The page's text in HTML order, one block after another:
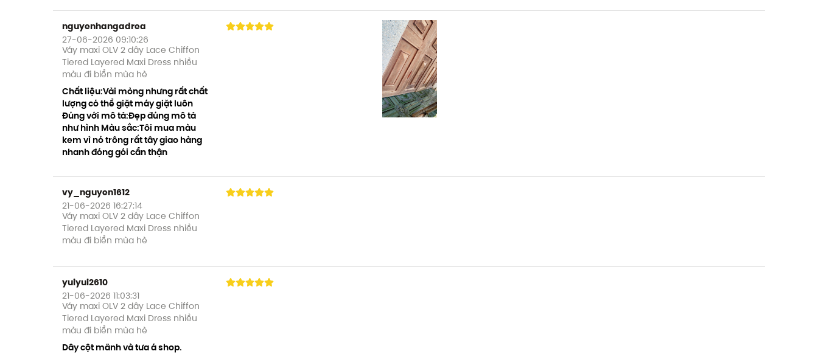
nguyenhangadrea
27-06-2026 09:10:26
Váy maxi OLV 2 dây Lace Chiffon
Tiered Layered Maxi Dress nhiều
màu đi biển mùa hè
Chất liệu:Vải mỏng nhưng rất chất
lượng có thể giặt máy giặt luôn
Đúng với mô tả:Đẹp đúng mô tả
như hình Màu sắc:Tôi mua màu
kem vì nó trông rất tây giao hàng
nhanh đóng gói cẩn thận
vy_nguyen1612
21-06-2026 16:27:14
Váy maxi OLV 2 dây Lace Chiffon
Tiered Layered Maxi Dress nhiều
màu đi biển mùa hè
yuiyui2610
21-06-2026 11:03:31
Váy maxi OLV 2 dây Lace Chiffon
Tiered Layered Maxi Dress nhiều
màu đi biển mùa hè
Dây cột mãnh và tưa á shop.